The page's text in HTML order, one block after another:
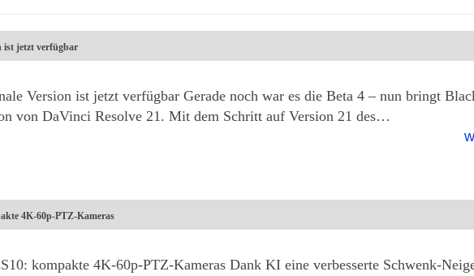
ist jetzt verfügbar
Version ist jetzt verfügbar Gerade noch war es die Beta 4 – nun bringt
von DaVinci Resolve 21. Mit dem Schritt auf Version 21 des…
4K-60p-PTZ-Kameras
kompakte 4K-60p-PTZ-Kameras Dank KI eine verbesserte Schwenk-